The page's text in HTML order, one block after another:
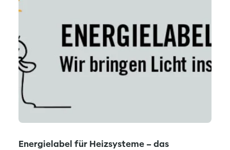
Energielabel für Heizsysteme – das